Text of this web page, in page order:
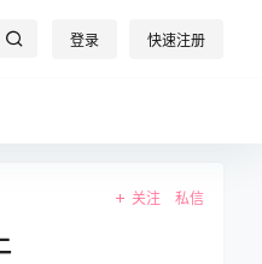
登录 快速注册
关注 私信